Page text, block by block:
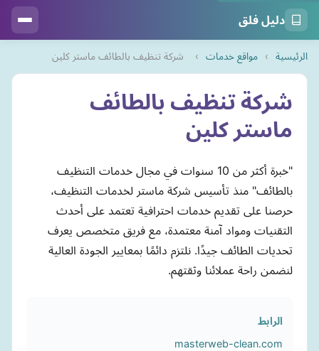
دليل فلق
الرئيسية › مواقع خدمات › شركة تنظيف بالطائف ماستر كلين
شركة تنظيف بالطائف
ماستر كلين
"خبرة أكثر من 10 سنوات في مجال خدمات التنظيف
بالطائف" منذ تأسيس شركة ماستر لخدمات التنظيف،
حرصنا على تقديم خدمات احترافية تعتمد على أحدث
التقنيات ومواد آمنة معتمدة، مع فريق متخصص يعرف
تحديات الطائف جيدًا. نلتزم دائمًا بمعايير الجودة العالية
لنضمن راحة عملائنا وثقتهم.
الرابط
masterweb-clean.com